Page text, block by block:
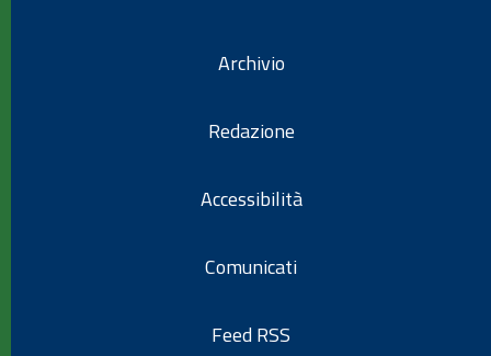
Archivio
Redazione
Accessibilità
Comunicati
Feed RSS